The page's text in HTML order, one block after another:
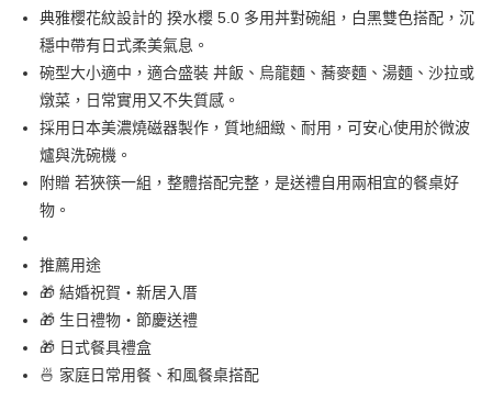
7-11取貨付款
每筆NT$65，滿NT$999(含以上)免運費
付款後7-11取貨
宅配
每筆NT$100，滿NT$999(含以上)免運費
典雅櫻花紋設計的 揆水櫻 5.0 多用丼對碗組，白黑雙色搭配，沉
穩中帶有日式柔美氣息。
碗型大小適中，適合盛裝 丼飯、烏龍麵、蕎麥麵、湯麵、沙拉或
燉菜，日常實用又不失質感。
採用日本美濃燒磁器製作，質地細緻、耐用，可安心使用於微波
爐與洗碗機。
附贈 若狹筷一組，整體搭配完整，是送禮自用兩相宜的餐桌好
物。
推薦用途
🎁 結婚祝賀・新居入厝
🎁 生日禮物・節慶送禮
🎁 日式餐具禮盒
🍜 家庭日常用餐、和風餐桌搭配